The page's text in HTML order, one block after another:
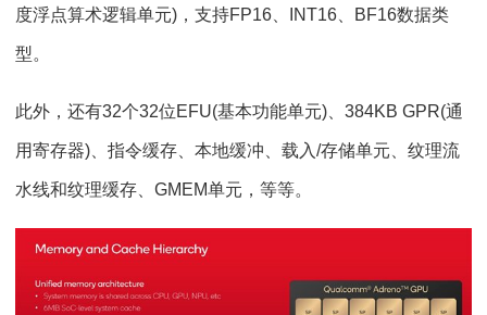
度浮点算术逻辑单元)，支持FP16、INT16、BF16数据类
型。
此外，还有32个32位EFU(基本功能单元)、384KB GPR(通
用寄存器)、指令缓存、本地缓冲、载入/存储单元、纹理流
水线和纹理缓存、GMEM单元，等等。